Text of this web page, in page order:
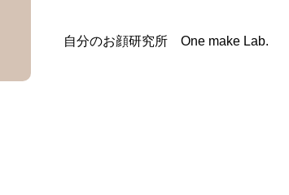
自分のお顔研究所 One make Lab.